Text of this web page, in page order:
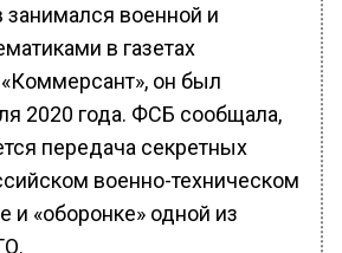
военной и
в газетах
он был
2020 года. ФСБ сообщала,
передача секретных
военно-техническом
и «оборонке» одной из